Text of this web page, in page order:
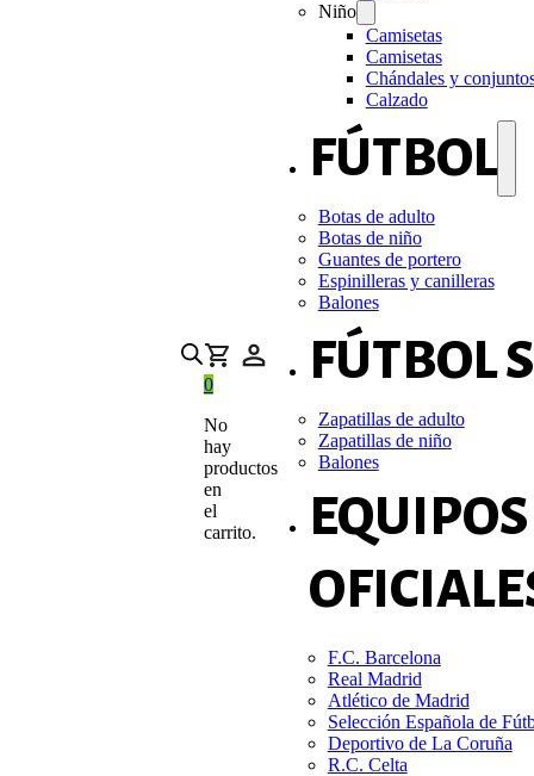
0
No
hay
productos
en
el
carrito.
Niño
Camisetas
Camisetas
Chándales y
Calzado
FÚTBOL
Botas de adulto
Botas de niño
Guantes de portero
Espinilleras y canilleras
Balones
FÚTBOL
Zapatillas de adulto
Zapatillas de niño
Balones
EQUIPOS
F.C. Barcelona
Real Madrid
Atlético de Madrid
Selección Española de
Deportivo de La Coruña
R.C. Celta